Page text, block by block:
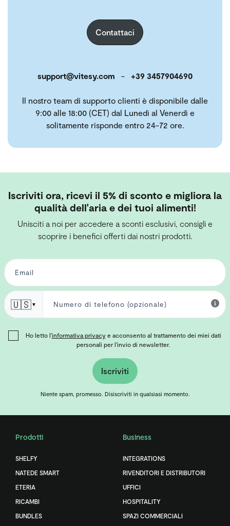
Contattaci
support@vitesy.com - +39 3457904690
Il nostro team di supporto clienti è disponibile dalle
9:00 alle 18:00 (CET) dal Lunedì al Venerdì e
solitamente risponde entro 24-72 ore.
Iscriviti ora, ricevi il 5% di sconto e migliora la
qualità dell'aria e dei tuoi alimenti!
Unisciti a noi per accedere a sconti esclusivi, consigli e
scoprire i benefici offerti dai nostri prodotti.
🇺🇸▼
Ho letto l'informativa privacye acconsento al trattamento dei miei dati
personali per l'invio di newsletter.
Iscriviti
Niente spam, promesso. Disiscriviti in qualsiasi momento.
Prodotti
SHELFY
NATEDE SMART
ETERIA
RICAMBI
BUNDLES
Business
INTEGRATIONS
RIVENDITORI E DISTRIBUTORI
UFFICI
HOSPITALITY
SPAZI COMMERCIALI